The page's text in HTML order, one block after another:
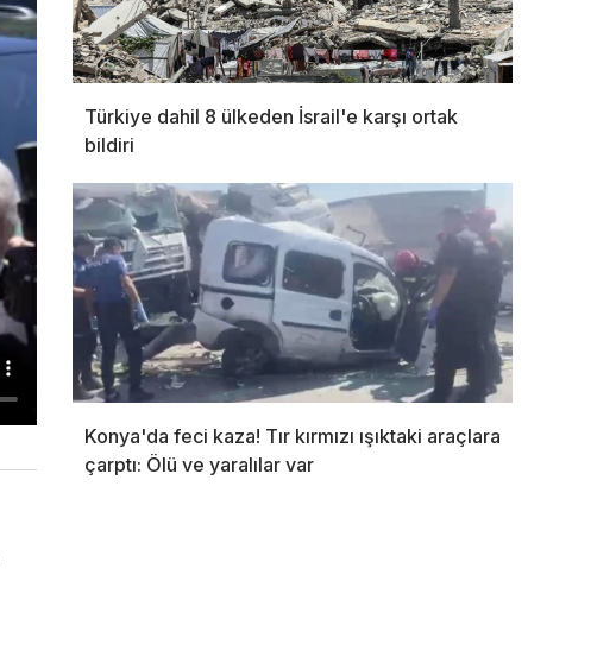
Türkiye dahil 8 ülkeden İsrail'e karşı ortak
bildiri
Konya'da feci kaza! Tır kırmızı ışıktaki araçlara
çarptı: Ölü ve yaralılar var